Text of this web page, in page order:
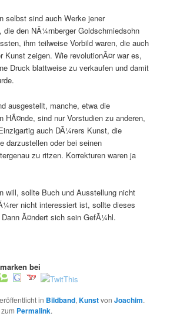
selbst sind auch Werke jener
die den NÃ¼rnberger Goldschmiedsohn
ihm teilweise Vorbild waren, die auch
Kunst zeigen. Wie revolutionÃ¤r war es,
Druck blattweise zu verkaufen und damit
ausgestellt, manche, etwa die
HÃ¤nde, sind nur Vorstudien zu anderen,
auch DÃ¼rers Kunst, die
darzustellen oder bei seinen
zu ritzen. Korrekturen waren ja
will, sollte Buch und Ausstellung nicht
nicht interessiert ist, sollte dieses
Ã¤ndert sich sein GefÃ¼hl.
bei
in Bildband,KunstvonJoachim.
Permalink.